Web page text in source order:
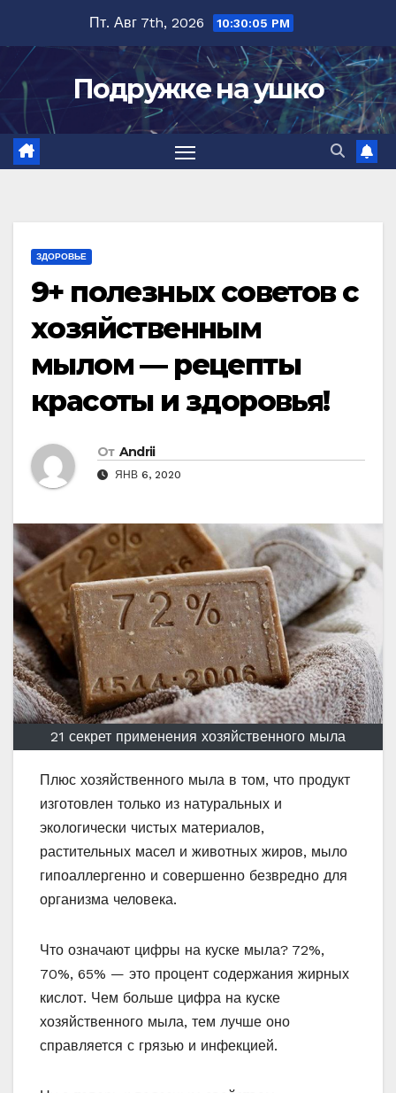
содержимому
Пт. Авг 7th, 2026 10:30:07 PM
Подружке на ушко
ЗДОРОВЬЕ
9+ полезных советов с
хозяйственным
мылом — рецепты
красоты и здоровья!
От Andrii
ЯНВ 6, 2020
21 секрет применения хозяйственного мыла
Плюс хозяйственного мыла в том, что продукт
изготовлен только из натуральных и
экологически чистых материалов,
растительных масел и животных жиров, мыло
гипоаллергенно и совершенно безвредно для
организма человека.
Что означают цифры на куске мыла? 72%,
70%, 65% — это процент содержания жирных
кислот. Чем больше цифра на куске
хозяйственного мыла, тем лучше оно
справляется с грязью и инфекцией.